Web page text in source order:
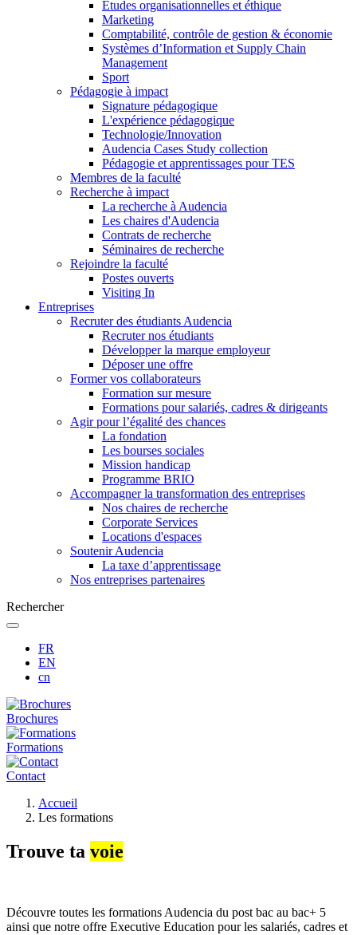
Études organisationnelles et éthique
Marketing
Comptabilité, contrôle de gestion & économie
Systèmes d’Information et Supply Chain
Management
Sport
Pédagogie à impact
Signature pédagogique
L'expérience pédagogique
Technologie/Innovation
Audencia Cases Study collection
Pédagogie et apprentissages pour TES
Membres de la faculté
Recherche à impact
La recherche à Audencia
Les chaires d'Audencia
Contrats de recherche
Séminaires de recherche
Rejoindre la faculté
Postes ouverts
Visiting In
Entreprises
Recruter des étudiants Audencia
Recruter nos étudiants
Développer la marque employeur
Déposer une offre
Former vos collaborateurs
Formation sur mesure
Formations pour salariés, cadres & dirigeants
Agir pour l’égalité des chances
La fondation
Les bourses sociales
Mission handicap
Programme BRIO
Accompagner la transformation des entreprises
Nos chaires de recherche
Corporate Services
Locations d'espaces
Soutenir Audencia
La taxe d’apprentissage
Nos entreprises partenaires
Rechercher
FR
EN
cn
Brochures
Formations
Contact
d'Ariane
Accueil
Les formations
Trouve ta voie
Découvre toutes les formations Audencia du post bac au bac+ 5
ainsi que notre offre Executive Education pour les salariés, cadres et